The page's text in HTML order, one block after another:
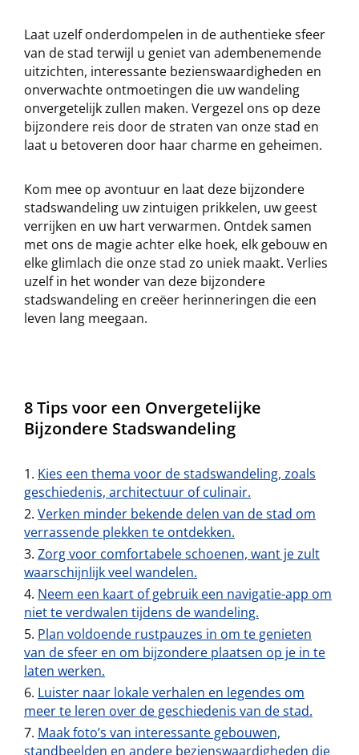
Laat uzelf onderdompelen in de authentieke sfeer
van de stad terwijl u geniet van adembenemende
uitzichten, interessante bezienswaardigheden en
onverwachte ontmoetingen die uw wandeling
onvergetelijk zullen maken. Vergezel ons op deze
bijzondere reis door de straten van onze stad en
laat u betoveren door haar charme en geheimen.
Kom mee op avontuur en laat deze bijzondere
stadswandeling uw zintuigen prikkelen, uw geest
verrijken en uw hart verwarmen. Ontdek samen
met ons de magie achter elke hoek, elk gebouw en
elke glimlach die onze stad zo uniek maakt. Verlies
uzelf in het wonder van deze bijzondere
stadswandeling en creëer herinneringen die een
leven lang meegaan.
8 Tips voor een Onvergetelijke
Bijzondere Stadswandeling
Kies een thema voor de stadswandeling, zoals
geschiedenis, architectuur of culinair.
Verken minder bekende delen van de stad om
verrassende plekken te ontdekken.
Zorg voor comfortabele schoenen, want je zult
waarschijnlijk veel wandelen.
Neem een kaart of gebruik een navigatie-app om
niet te verdwalen tijdens de wandeling.
Plan voldoende rustpauzes in om te genieten
van de sfeer en om bijzondere plaatsen op je in te
laten werken.
Luister naar lokale verhalen en legendes om
meer te leren over de geschiedenis van de stad.
Maak foto’s van interessante gebouwen,
standbeelden en andere bezienswaardigheden die